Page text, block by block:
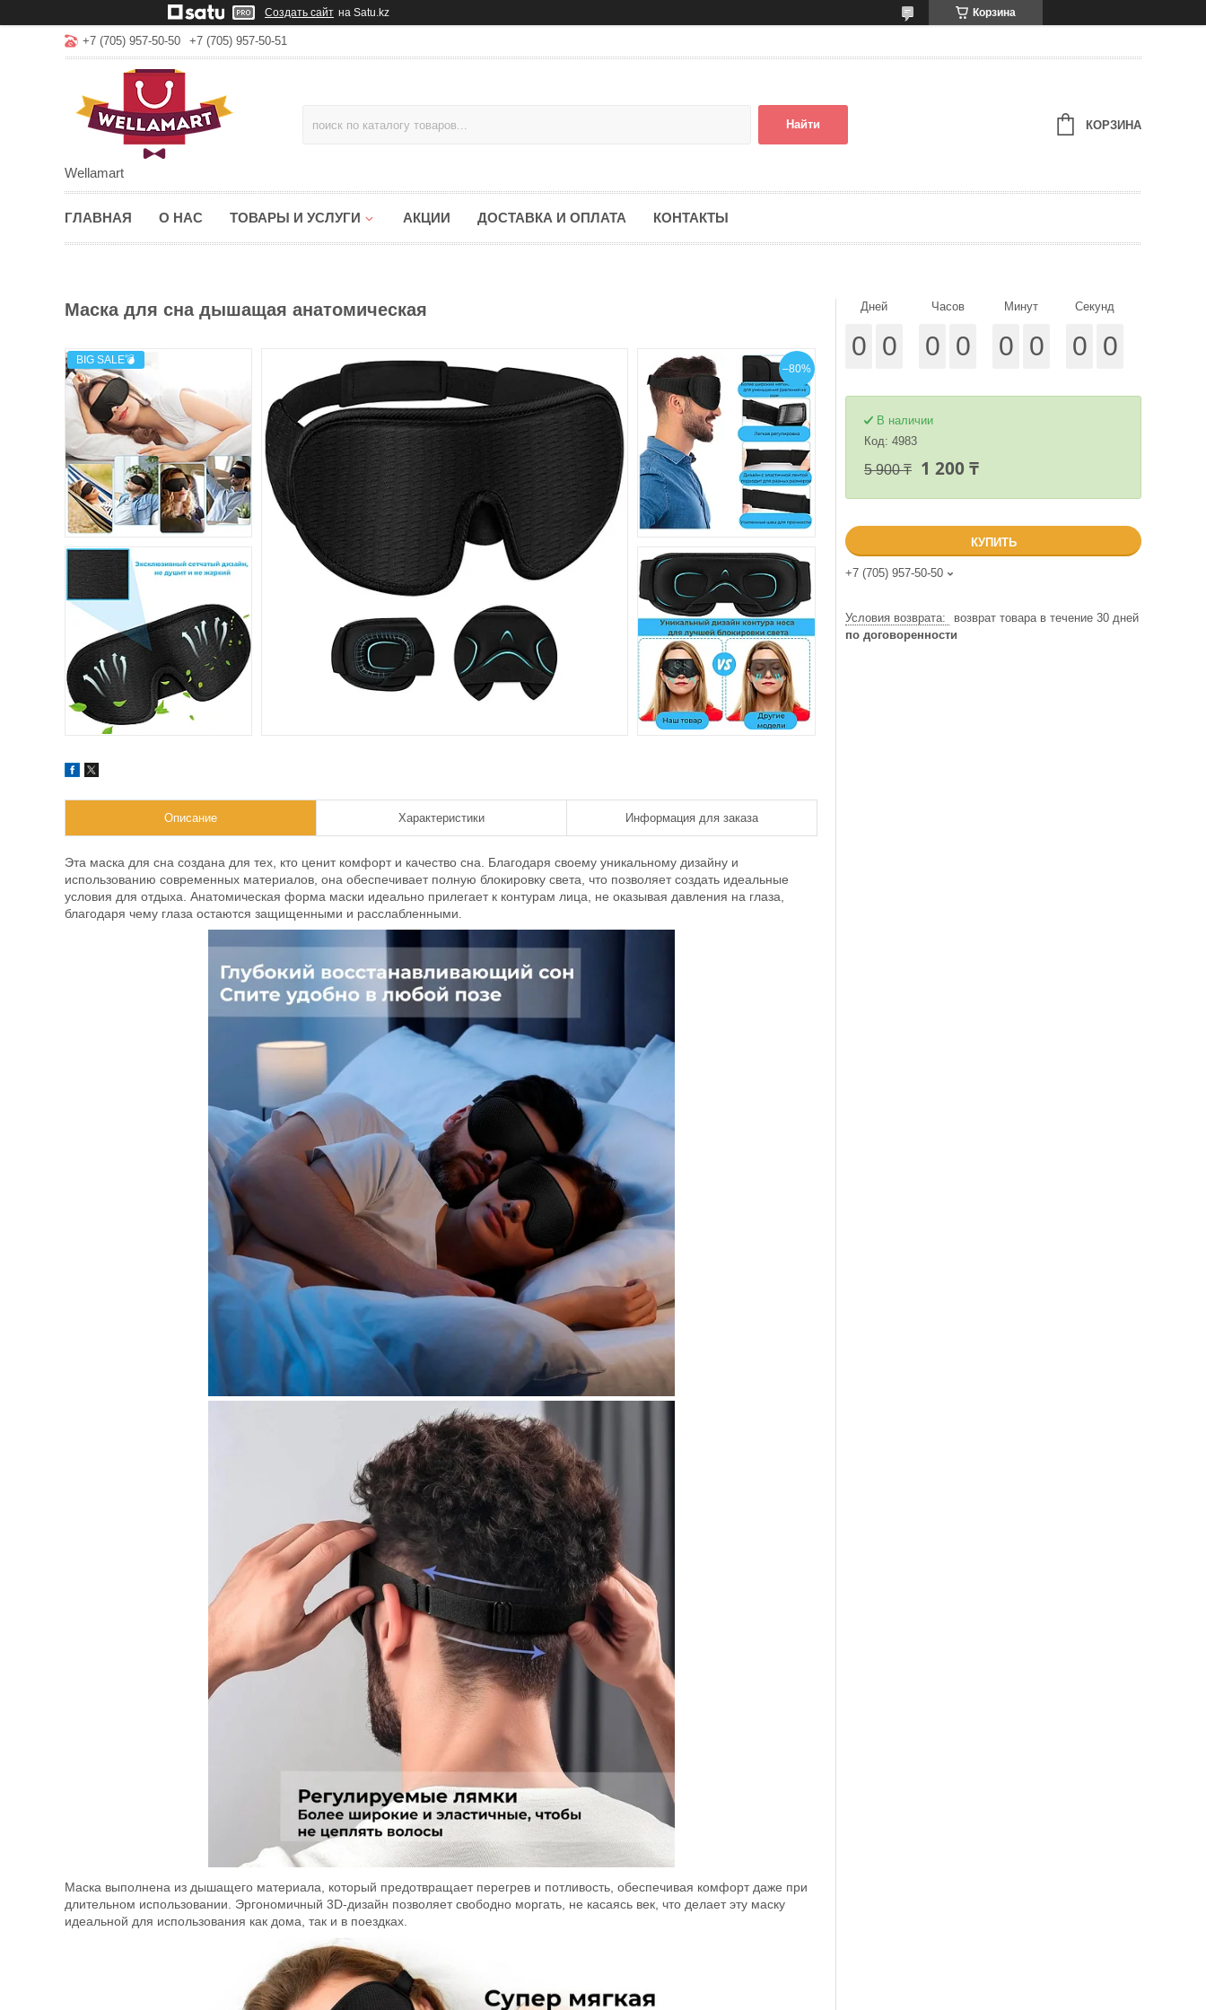
Создать сайт на Satu.kz Корзина
+7 (705) 957-50-50 +7 (705) 957-50-51
Wellamart
Найти КОРЗИНА
ГЛАВНАЯ О НАС ТОВАРЫ И УСЛУГИ АКЦИИ ДОСТАВКА И ОПЛАТА КОНТАКТЫ
Маска для сна дышащая анатомическая
BIG SALE💣
–80%
Описание Характеристики Информация для заказа
Эта маска для сна создана для тех, кто ценит комфорт и качество сна. Благодаря своему уникальному дизайну и
использованию современных материалов, она обеспечивает полную блокировку света, что позволяет создать идеальные
условия для отдыха. Анатомическая форма маски идеально прилегает к контурам лица, не оказывая давления на глаза,
благодаря чему глаза остаются защищенными и расслабленными.
Маска выполнена из дышащего материала, который предотвращает перегрев и потливость, обеспечивая комфорт даже при
длительном использовании. Эргономичный 3D-дизайн позволяет свободно моргать, не касаясь век, что делает эту маску
идеальной для использования как дома, так и в поездках.
Дней
0 0
Часов
0 0
Минут
0 0
Секунд
0 0
В наличии
Код: 4983
5 900 ₸ 1 200 ₸
КУПИТЬ
+7 (705) 957-50-50
возврат товара в течение 30 дней
по договоренности